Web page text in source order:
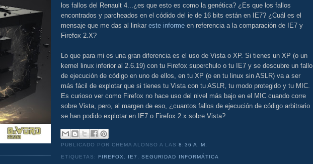
los fallos del Renault 4...¿es que esto es como la genética? ¿Es que los fallos
encontrados y parcheados en el códido del ie de 16 bits están en IE7? ¿Cuál es el
mensaje que me das al linkar este informe en referencia a la comparación de IE7 y
Firefox 2.X?
Lo que para mi es una gran diferencia es el uso de Vista o XP. Si tienes un XP (o un
kernel linux inferior al 2.6.19) con tu Firefox superchulo o tu IE7 y se descubre un fallo
de ejecución de código en uno de ellos, en tu XP (o en tu linux sin ASLR) va a ser
más fácil de explotar que si tienes tu Vista con tu ASLR, tu modo protegido y tu MIC.
Es curioso ver como Firefox no hace uso del nivel más bajo en el MIC cuando corre
sobre Vista, pero, al margen de eso, ¿cuantos fallos de ejecución de código arbitrario
se han podido explotar en IE7 o Firefox 2.x sobre Vista?
PUBLICADO POR CHEMA ALONSOA LAS8:36 A. M.
ETIQUETAS: FIREFOX IE7 ,SEGURIDAD INFORMÁTICA